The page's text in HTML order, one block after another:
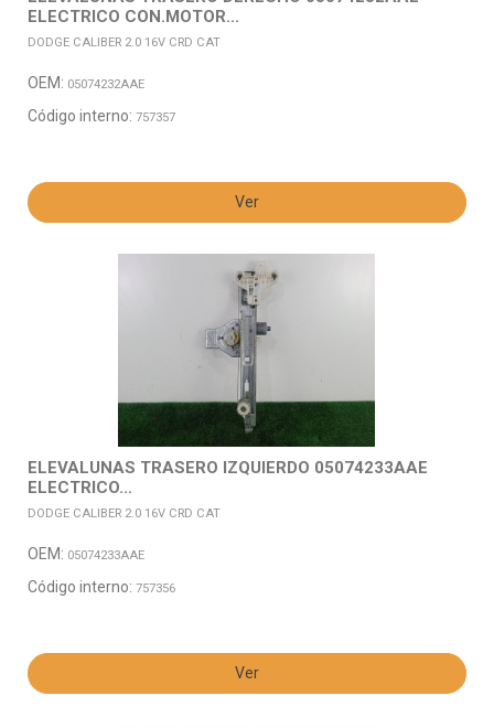
ELECTRICO CON.MOTOR...
DODGE CALIBER 2.0 16V CRD CAT
OEM: 05074232AAE
Código interno: 757357
Ver
ELEVALUNAS TRASERO IZQUIERDO 05074233AAE
ELECTRICO...
DODGE CALIBER 2.0 16V CRD CAT
OEM: 05074233AAE
Código interno: 757356
Ver